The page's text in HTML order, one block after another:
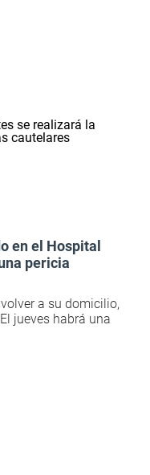
en el Hospital
pericia
a su domicilio,
jueves habrá una